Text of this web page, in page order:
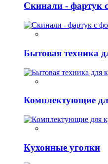
Скинали - фартук
Бытовая техника
Комплектующие
Кухонные уголки